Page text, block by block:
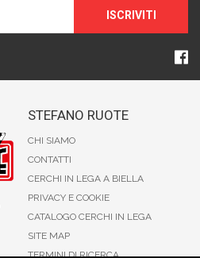
ISCRIVITI
STEFANO RUOTE
CHI SIAMO
CONTATTI
CERCHI IN LEGA A BIELLA
PRIVACY E COOKIE
CATALOGO CERCHI IN LEGA
SITE MAP
TERMINI DI RICERCA